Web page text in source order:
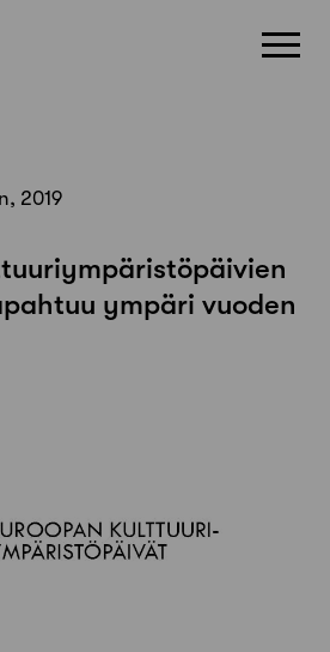
2019
ympäri vuoden